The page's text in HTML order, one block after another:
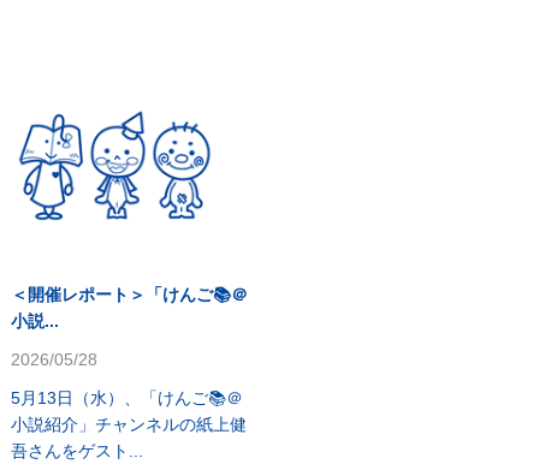
＜開催レポート＞「けんご📚＠
小説...
2026/05/28
5月13日（水）、「けんご📚＠
小説紹介」チャンネルの紙上健
吾さんをゲスト...